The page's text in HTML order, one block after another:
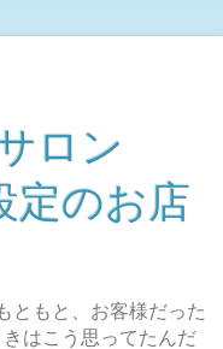
ロン
のお店
ともと、お客様だった
はこう思ってたんだ